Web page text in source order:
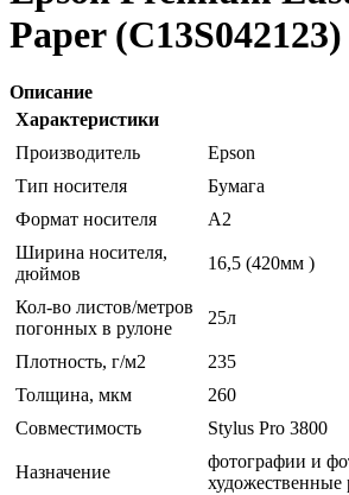
Paper (C13S042123)
Описание
Характеристики
Производитель
Epson
Тип носителя
Бумага
Формат носителя
A2
Ширина носителя,
дюймов
16,5 (420мм )
Кол-во листов/метров
погонных в рулоне
25л
Плотность, г/м2
235
Толщина, мкм
260
Совместимость
Stylus Pro 3800
Назначение
фотографии и